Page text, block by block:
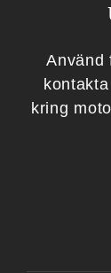
Använd
kring